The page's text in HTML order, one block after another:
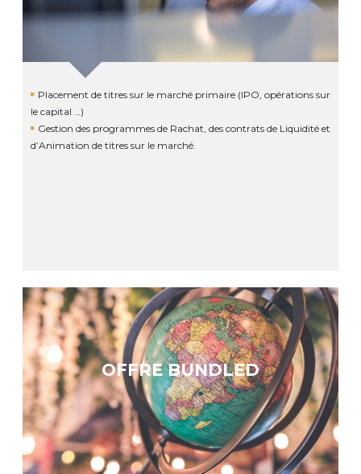
Placement de titres sur le marché primaire (IPO, opérations sur
le capital …)
Gestion des programmes de Rachat, des contrats de Liquidité et
d’Animation de titres sur le marché.
OFFRE BUNDLED